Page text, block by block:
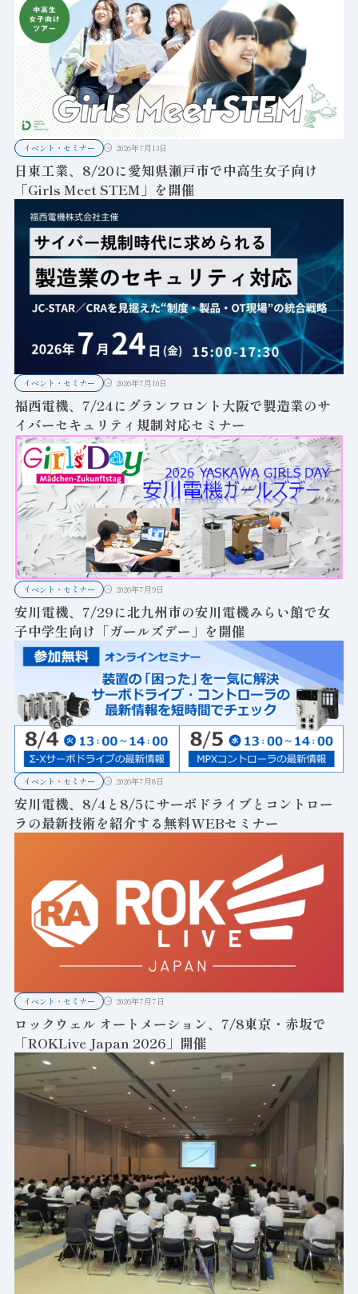
イベント・セミナー 2026年7月13日
日東工業、8/20に愛知県瀬戸市で中高生女子向け
「Girls Meet STEM」を開催
イベント・セミナー 2026年7月10日
福西電機、7/24にグランフロント大阪で製造業のサ
イバーセキュリティ規制対応セミナー
イベント・セミナー 2026年7月9日
安川電機、7/29に北九州市の安川電機みらい館で女
子中学生向け「ガールズデー」を開催
イベント・セミナー 2026年7月8日
安川電機、8/4と8/5にサーボドライブとコントロー
ラの最新技術を紹介する無料WEBセミナー
イベント・セミナー 2026年7月7日
ロックウェル オートメーション、7/8東京・赤坂で
「ROKLive Japan 2026」開催